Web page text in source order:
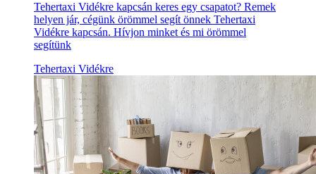
Tehertaxi Vidékre kapcsán keres egy csapatot? Remek
helyen jár, cégünk örömmel segít önnek Tehertaxi
Vidékre kapcsán. Hívjon minket és mi örömmel
segítünk
Tehertaxi Vidékre